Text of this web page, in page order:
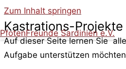
Zum Inhalt springen
PfotenFreunde Sardinien e.V.
Kastrations-
Auf dieser Seite lernen Sie
Aufgabe unterstützen